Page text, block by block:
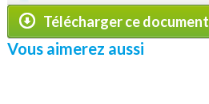
Télécharger ce document
Vous aimerez aussi